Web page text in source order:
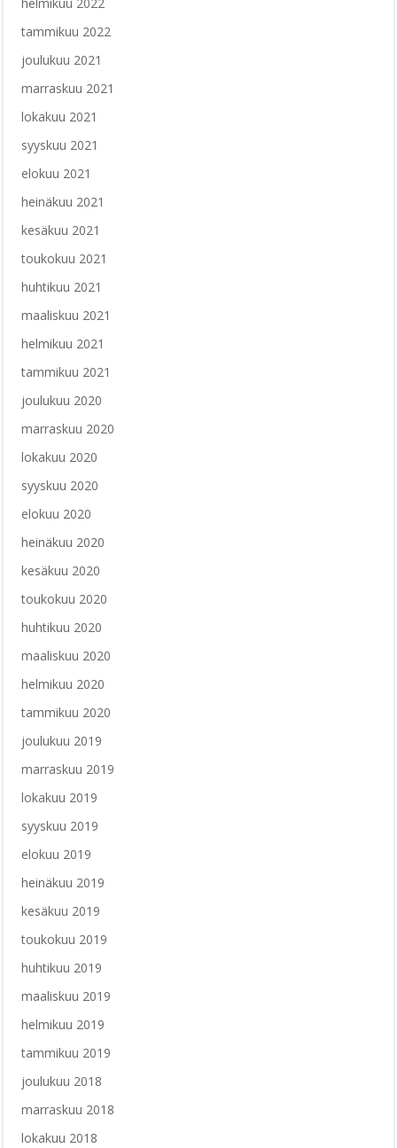
tammikuu 2022
joulukuu 2021
marraskuu 2021
lokakuu 2021
syyskuu 2021
elokuu 2021
heinäkuu 2021
kesäkuu 2021
toukokuu 2021
huhtikuu 2021
maaliskuu 2021
helmikuu 2021
tammikuu 2021
joulukuu 2020
marraskuu 2020
lokakuu 2020
syyskuu 2020
elokuu 2020
heinäkuu 2020
kesäkuu 2020
toukokuu 2020
huhtikuu 2020
maaliskuu 2020
helmikuu 2020
tammikuu 2020
joulukuu 2019
marraskuu 2019
lokakuu 2019
syyskuu 2019
elokuu 2019
heinäkuu 2019
kesäkuu 2019
toukokuu 2019
huhtikuu 2019
maaliskuu 2019
helmikuu 2019
tammikuu 2019
joulukuu 2018
marraskuu 2018
lokakuu 2018